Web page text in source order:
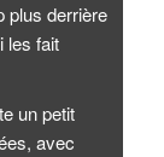
plus derrière
les fait
un petit
avec